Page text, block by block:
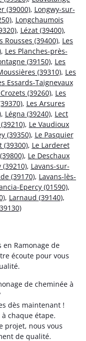
(39000), Longwy-sur-
, Longchaumois
, Lézat (39400),
Rousses (39400), Les
, Les Planches-près-
(39150), Les
(39310), Les
Essards-Taignevaux
(39260), Les
, Les Arsures
, Légna (39240), Lect
, Le Vaudioux
(39350), Le Pasquier
(39300), Le Larderet
, Le Deschaux
(39210), Lavans-sur-
(39170), Lavans-lès-
Epercy (01590),
, Larnaud (39140),
Ramonage de
écoute pour vous
de cheminée à
dès maintenant !
chaque étape.
projet, nous vous
de qualité.